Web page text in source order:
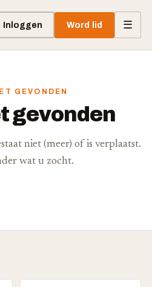
Inloggen Word lid ☰
GEVONDEN
gevonden
niet (meer) of is verplaatst.
wat u zocht.